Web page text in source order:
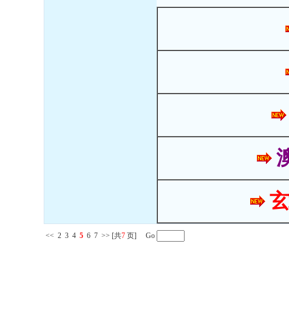
<< 2 3 4 5 6 7 >> [共7 页] Go